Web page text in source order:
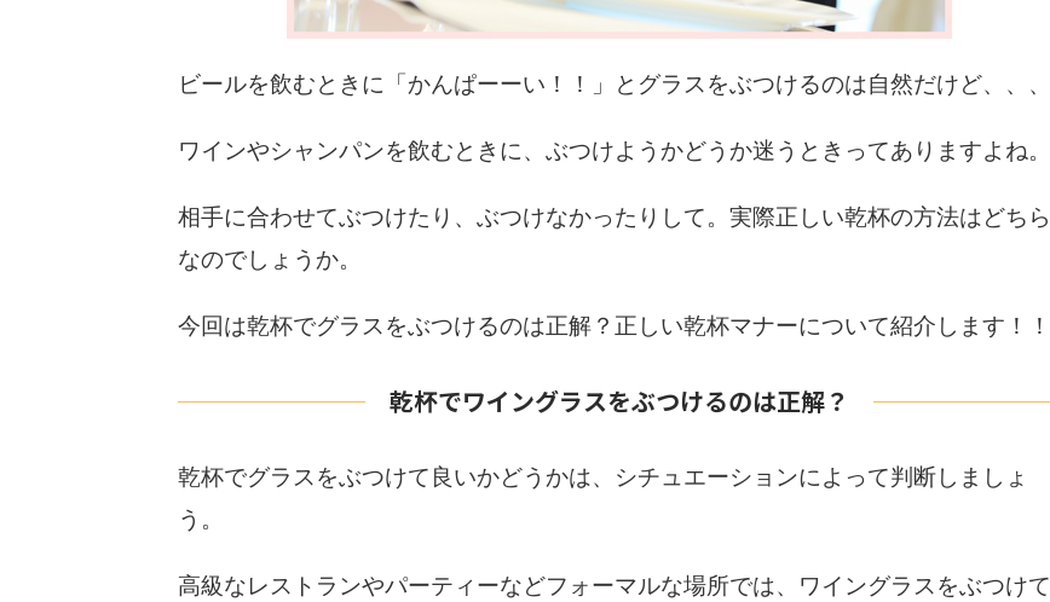
ビールを飲むときに「かんぱーーい！！」とグラスをぶつけるのは自然だけど、、、
ワインやシャンパンを飲むときに、ぶつけようかどうか迷うときってありますよね。
相手に合わせてぶつけたり、ぶつけなかったりして。実際正しい乾杯の方法はどちら
なのでしょうか。
今回は乾杯でグラスをぶつけるのは正解？正しい乾杯マナーについて紹介します！！
乾杯でワイングラスをぶつけるのは正解？
乾杯でグラスをぶつけて良いかどうかは、シチュエーションによって判断しましょ
う。
高級なレストランやパーティーなどフォーマルな場所では、ワイングラスをぶつけて